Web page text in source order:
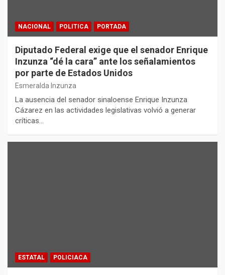
NACIONAL POLITICA PORTADA
Diputado Federal exige que el senador Enrique
Inzunza “dé la cara” ante los señalamientos
por parte de Estados Unidos
Esmeralda Inzunza
La ausencia del senador sinaloense Enrique Inzunza
Cázarez en las actividades legislativas volvió a generar
críticas…
ESTATAL POLICIACA